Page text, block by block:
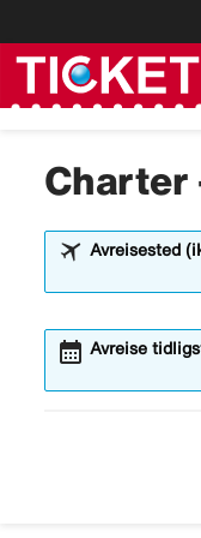
Charter
Avreisested
Avreise
calendar_month